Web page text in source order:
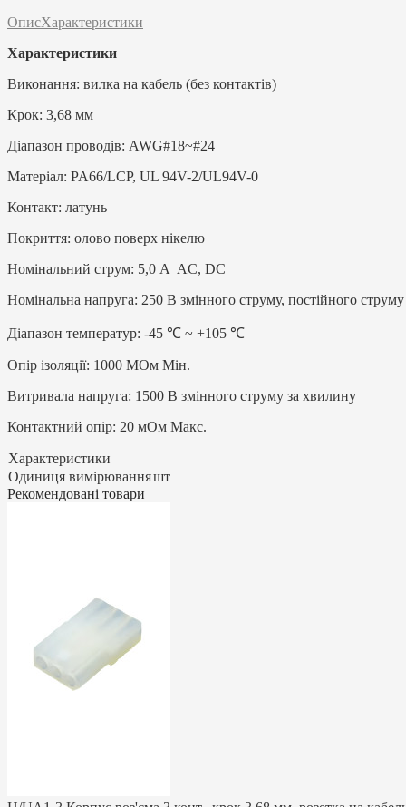
ОписХарактеристики
Характеристики
Виконання: вилка на кабель (без контактів)
Крок: 3,68 мм
Діапазон проводів: AWG#18~#24
Матеріал: PA66/LCP, UL 94V-2/UL94V-0
Контакт: латунь
Покриття: олово поверх нікелю
Номінальний струм: 5,0 A AC, DC
Номінальна напруга: 250 В змінного струму, постійного струму
Діапазон температур: -45 ℃ ~ +105 ℃
Опір ізоляції: 1000 МОм Мін.
Витривала напруга: 1500 В змінного струму за хвилину
Контактний опір: 20 мОм Макс.
Характеристики
Одиниця вимірюванняшт
Рекомендовані товари